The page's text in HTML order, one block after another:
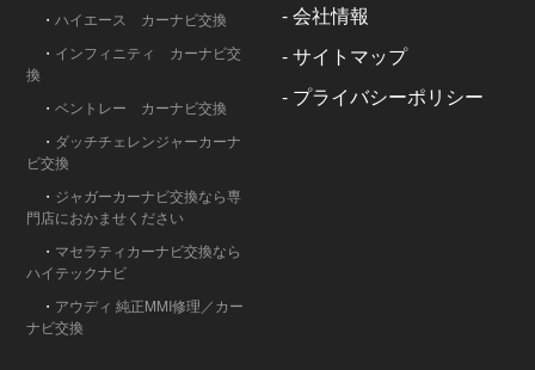
・ ハイエース カーナビ交換
・ インフィニティ カーナビ交
換
・ベントレー カーナビ交換
・ ダッチチェレンジャーカーナ
ビ交換
・ ジャガーカーナビ交換なら専
門店におかませください
・ マセラティカーナビ交換なら
ハイテックナビ
・ アウディ 純正MMI修理／カー
ナビ交換
-会社情報
-サイトマップ
- プライバシーポリシー